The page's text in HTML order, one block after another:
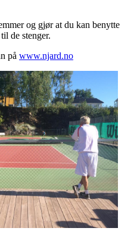
og gjør at du kan benytte
de stenger.
på www.njard.no